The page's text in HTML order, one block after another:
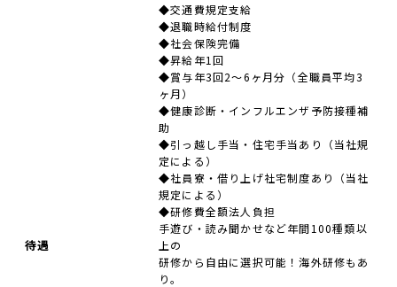
待遇
◆交通費規定支給
◆退職時給付制度
◆社会保険完備
◆昇給年1回
◆賞与年3回2～6ヶ月分（全職員平均3
ヶ月）
◆健康診断・インフルエンザ予防接種補
助
◆引っ越し手当・住宅手当あり（当社規
定による）
◆社員寮・借り上げ社宅制度あり（当社
規定による）
◆研修費全額法人負担
手遊び・読み聞かせなど年間100種類以
上の
研修から自由に選択可能！海外研修もあ
り。